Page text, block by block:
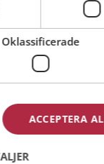
Medlemsvillkoren
Personuppgiftspolicyn
Oklassificerade
ACCEPTERA